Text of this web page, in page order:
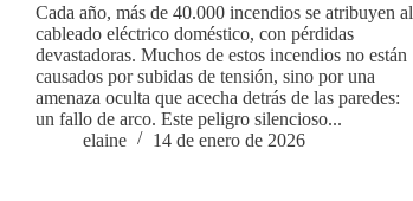
Cada año, más de 40.000 incendios se atribuyen al
cableado eléctrico doméstico, con pérdidas
devastadoras. Muchos de estos incendios no están
causados por subidas de tensión, sino por una
amenaza oculta que acecha detrás de las paredes:
un fallo de arco. Este peligro silencioso...
elaine
14 de enero de 2026